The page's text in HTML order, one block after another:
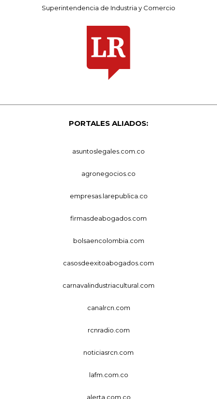
Superintendencia de Industria y Comercio
PORTALES ALIADOS:
asuntoslegales.com.co
agronegocios.co
empresas.larepublica.co
firmasdeabogados.com
bolsaencolombia.com
casosdeexitoabogados.com
carnavalindustriacultural.com
canalrcn.com
rcnradio.com
noticiasrcn.com
lafm.com.co
alerta.com.co